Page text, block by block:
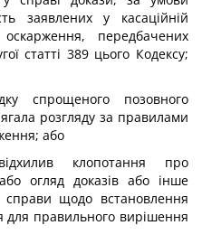
заявлених у касаційній
оскарження, передбачених
статті 389 цього Кодексу;
спрощеного позовного
розгляду за правилами
або
клопотання про
огляд доказів або інше
справи щодо встановлення
для правильного вирішення